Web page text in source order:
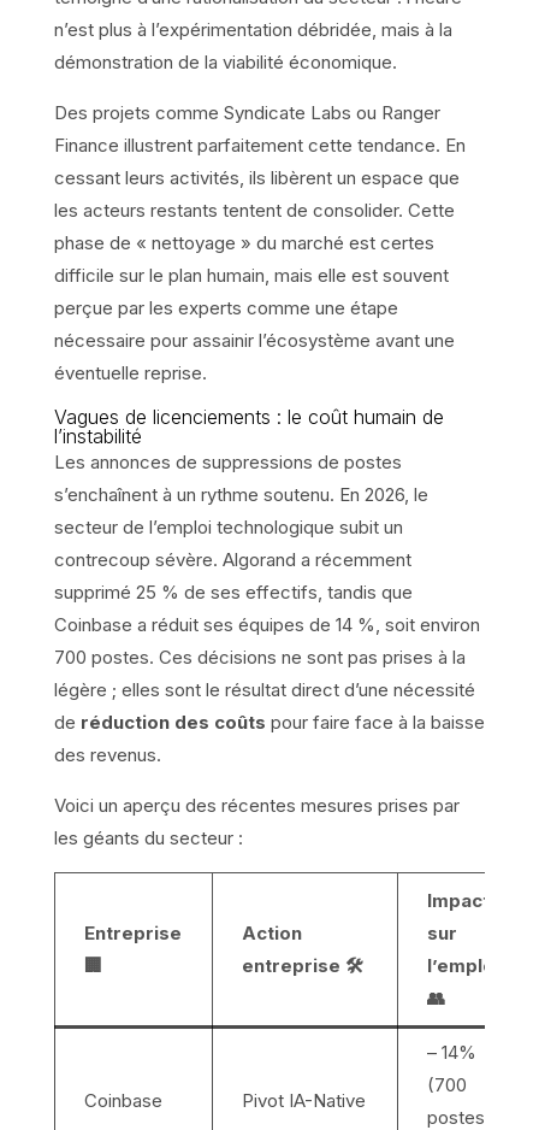
n’est plus à l’expérimentation débridée, mais à la
démonstration de la viabilité économique.
Des projets comme Syndicate Labs ou Ranger
Finance illustrent parfaitement cette tendance. En
cessant leurs activités, ils libèrent un espace que
les acteurs restants tentent de consolider. Cette
phase de « nettoyage » du marché est certes
difficile sur le plan humain, mais elle est souvent
perçue par les experts comme une étape
nécessaire pour assainir l’écosystème avant une
éventuelle reprise.
Vagues de licenciements : le coût humain de
l’instabilité
Les annonces de suppressions de postes
s’enchaînent à un rythme soutenu. En 2026, le
secteur de l’emploi technologique subit un
contrecoup sévère. Algorand a récemment
supprimé 25 % de ses effectifs, tandis que
Coinbase a réduit ses équipes de 14 %, soit environ
700 postes. Ces décisions ne sont pas prises à la
légère ; elles sont le résultat direct d’une nécessité
de réduction des coûts pour faire face à la baisse
des revenus.
Voici un aperçu des récentes mesures prises par
les géants du secteur :
Entreprise
🏢
Action
entreprise 🛠️
Impact
sur
l’emploi
👥
Coinbase Pivot IA-Native
– 14%
(700
postes)